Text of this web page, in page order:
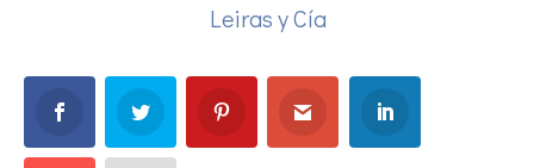
Leiras y Cía